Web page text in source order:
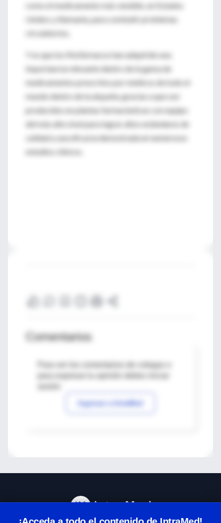
como el medicamento más vendido, en Estados
Unidos y Alemania, para combatir problemas
circulatorios.
Y es que los fitofármacos han adquirido una
importancia relevante dentro de la gama de
medicamentos prescritos por médicos de todo el
mundo dentro de la alopatía, gracias a que son
producidos en plantas farmacéuticas con equipo
del más alto nivel para lograr altos estándares de
calidad y una eficacia demostrada en numerosos
estudios clínicos.
Comentarios
Para ver los comentarios de colegas o
Ingresar a IntraMed